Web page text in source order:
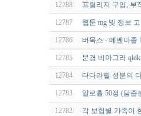
12788 프릴리지 구입, 부
12787 웹툰 mg 빚 정보
12786 버목스 - 메벤다졸
12785 문경 비아그라
12784 타다라필 성분의
12783 알로홀 50정 (담
12782 각 보험별 가족이